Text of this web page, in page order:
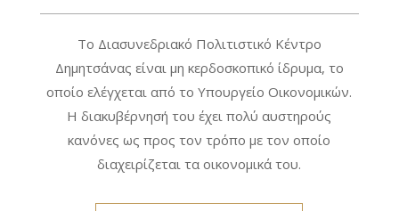
Το Διασυνεδριακό Πολιτιστικό Κέντρο
Δημητσάνας είναι μη κερδοσκοπικό ίδρυμα, το
οποίο ελέγχεται από το Υπουργείο Οικονομικών.
Η διακυβέρνησή του έχει πολύ αυστηρούς
κανόνες ως προς τον τρόπο με τον οποίο
διαχειρίζεται τα οικονομικά του.